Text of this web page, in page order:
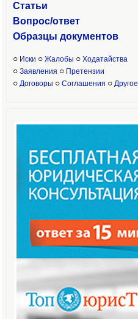
Статьи
Вопрос/ответ
Образцы документов
○ Иски ○ Жалобы ○ Ходатайства
○ Заявления ○ Претензии
○ Договоры ○ Соглашения ○ Другое